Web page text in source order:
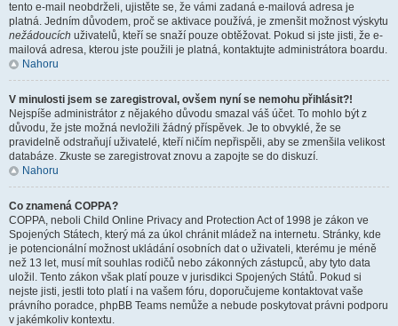
tento e-mail neobdrželi, ujistěte se, že vámi zadaná e-mailová adresa je
platná. Jedním důvodem, proč se aktivace používá, je zmenšit možnost výskytu
nežádoucích uživatelů, kteří se snaží pouze obtěžovat. Pokud si jste jisti, že e-
mailová adresa, kterou jste použili je platná, kontaktujte administrátora boardu.
Nahoru
V minulosti jsem se zaregistroval, ovšem nyní se nemohu přihlásit?!
Nejspíše administrátor z nějakého důvodu smazal váš účet. To mohlo být z
důvodu, že jste možná nevložili žádný příspěvek. Je to obvyklé, že se
pravidelně odstraňují uživatelé, kteří ničím nepřispěli, aby se zmenšila velikost
databáze. Zkuste se zaregistrovat znovu a zapojte se do diskuzí.
Nahoru
Co znamená COPPA?
COPPA, neboli Child Online Privacy and Protection Act of 1998 je zákon ve
Spojených Státech, který má za úkol chránit mládež na internetu. Stránky, kde
je potencionální možnost ukládání osobních dat o uživateli, kterému je méně
než 13 let, musí mít souhlas rodičů nebo zákonných zástupců, aby tyto data
uložil. Tento zákon však platí pouze v jurisdikci Spojených Států. Pokud si
nejste jisti, jestli toto platí i na vašem fóru, doporučujeme kontaktovat vaše
právního poradce, phpBB Teams nemůže a nebude poskytovat právni podporu
v jakémkoliv kontextu.